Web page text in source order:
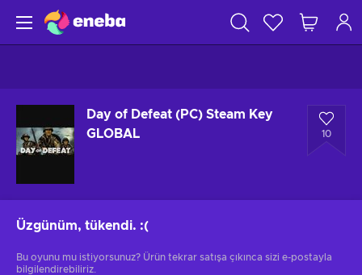
Day of Defeat (PC) Steam Key
GLOBAL
10
Üzgünüm, tükendi. :(
Bu oyunu mu istiyorsunuz? Ürün tekrar satışa çıkınca sizi e-postayla
bilgilendirebiliriz.